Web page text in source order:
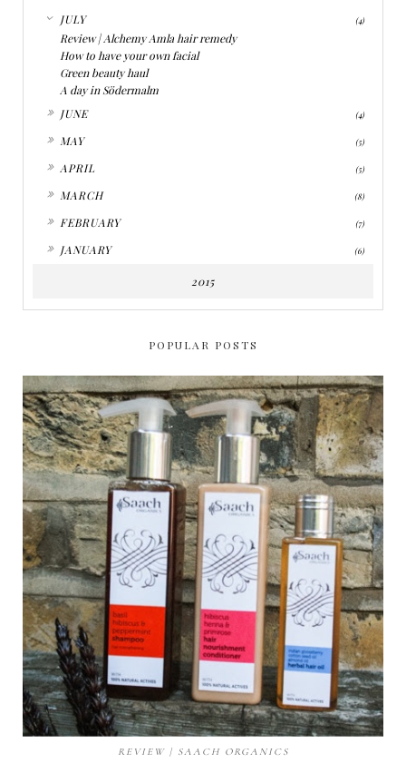
JULY (4)
Review | Alchemy Amla hair remedy
How to have your own facial
Green beauty haul
A day in Södermalm
JUNE (4)
MAY (5)
APRIL (5)
MARCH (8)
FEBRUARY (7)
JANUARY (6)
2015
POPULAR POSTS
REVIEW | SAACH ORGANICS